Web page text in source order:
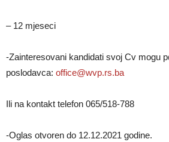
– 12 mjeseci
-Zainteresovani kandidati svoj Cv mogu
poslodavca: office@wvp.rs.ba
Ili na kontakt telefon 065/518-788
-Oglas otvoren do 12.12.2021 godine.